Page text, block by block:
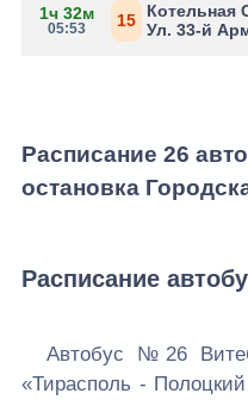
1ч 32м
05:53 15
Котельная
Ул. 33-й
Расписание 26
остановка
Расписание
Автобус №26
«Тирасполь -